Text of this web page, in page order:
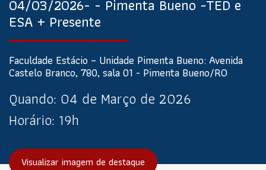
04/03/2026- - Pimenta Bueno -TED e
ESA + Presente
Faculdade Estácio – Unidade Pimenta Bueno: Avenida
Castelo Branco, 780, sala 01 - Pimenta Bueno/RO
Quando: 04 de Março de 2026
Horário: 19h
Visualizar imagem de destaque